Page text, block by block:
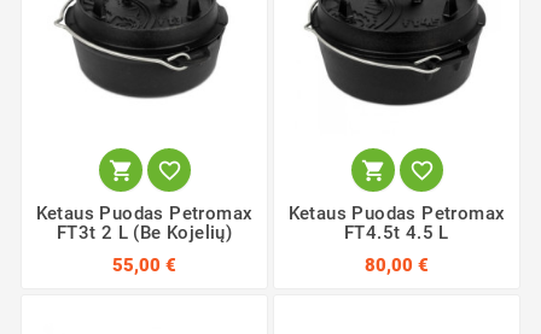
 
Ketaus Puodas Petromax
FT3t 2 L (Be Kojelių)
55,00 €
 
Ketaus Puodas Petromax
FT4.5t 4.5 L
80,00 €